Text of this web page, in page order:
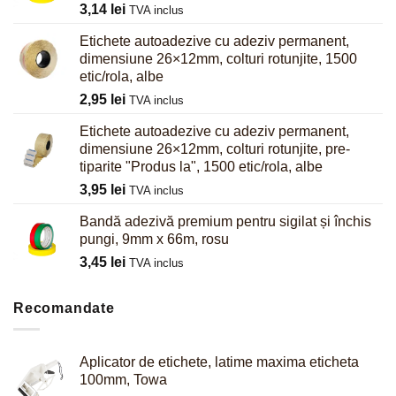
3,14 lei TVA inclus
Etichete autoadezive cu adeziv permanent,
dimensiune 26×12mm, colturi rotunjite, 1500
etic/rola, albe
2,95 lei TVA inclus
Etichete autoadezive cu adeziv permanent,
dimensiune 26×12mm, colturi rotunjite, pre-
tiparite "Produs la", 1500 etic/rola, albe
3,95 lei TVA inclus
Bandă adezivă premium pentru sigilat și închis
pungi, 9mm x 66m, rosu
3,45 lei TVA inclus
Recomandate
Aplicator de etichete, latime maxima eticheta
100mm, Towa